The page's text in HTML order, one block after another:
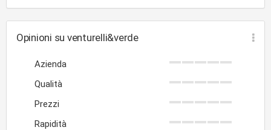
Opinioni su venturelli&verde
Azienda
Qualità
Prezzi
Rapidità